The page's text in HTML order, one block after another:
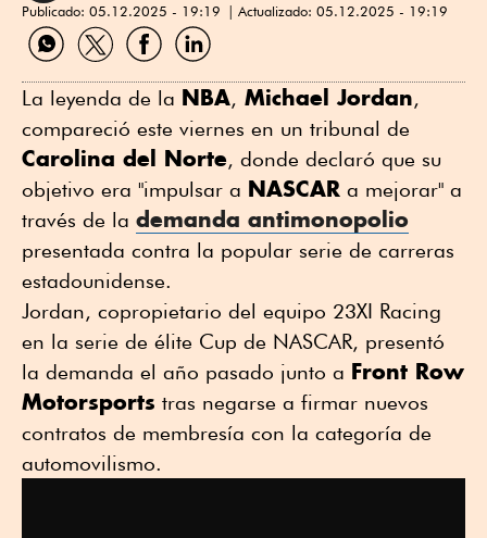
Publicado: 05.12.2025 - 19:19 Actualizado: 05.12.2025 - 19:19
Compartir
por
Compartir
por
Compartir
por
Compartir
por
La leyenda de la NBA, Michael Jordan,
compareció este viernes en un tribunal de
Carolina del Norte, donde declaró que su
objetivo era "impulsar a NASCAR a mejorar" a
través de la demanda antimonopolio
presentada contra la popular serie de carreras
estadounidense.
Jordan, copropietario del equipo 23XI Racing
en la serie de élite Cup de NASCAR, presentó
la demanda el año pasado junto a Front Row
Motorsports tras negarse a firmar nuevos
contratos de membresía con la categoría de
automovilismo.